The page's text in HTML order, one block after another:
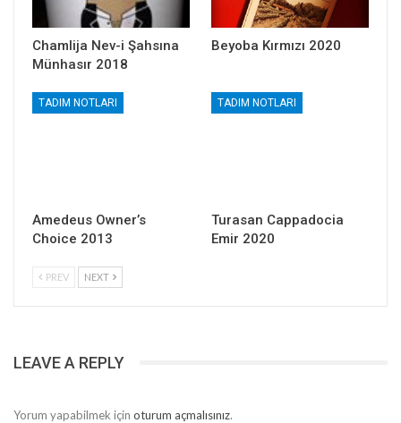
Chamlija Nev-i Şahsına
Münhasır 2018
Beyoba Kırmızı 2020
TADIM NOTLARI
Amedeus Owner’s
Choice 2013
TADIM NOTLARI
Turasan Cappadocia
Emir 2020
PREV NEXT
LEAVE A REPLY
Yorum yapabilmek için oturum açmalısınız.